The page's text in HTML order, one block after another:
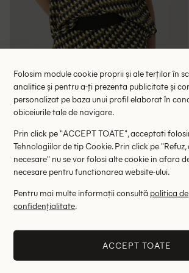
Bluza Someday, verde
RRP: 399.00 lei
36 38 40
Altii au fost interesati de
Folosim module cookie proprii și ale terților în
analitice și pentru a-ți prezenta publicitate și
personalizat pe baza unui profil elaborat în
obiceiurile tale de navigare.
Prin click pe "ACCEPT TOATE", acceptati
Tehnologiilor de tip Cookie. Prin click pe
necesare" nu se vor folosi alte cookie in afara
necesare pentru functionarea website-ului.
Pentru mai multe informații consultă politica de
confidențialitate.
ACCEPT TOATE